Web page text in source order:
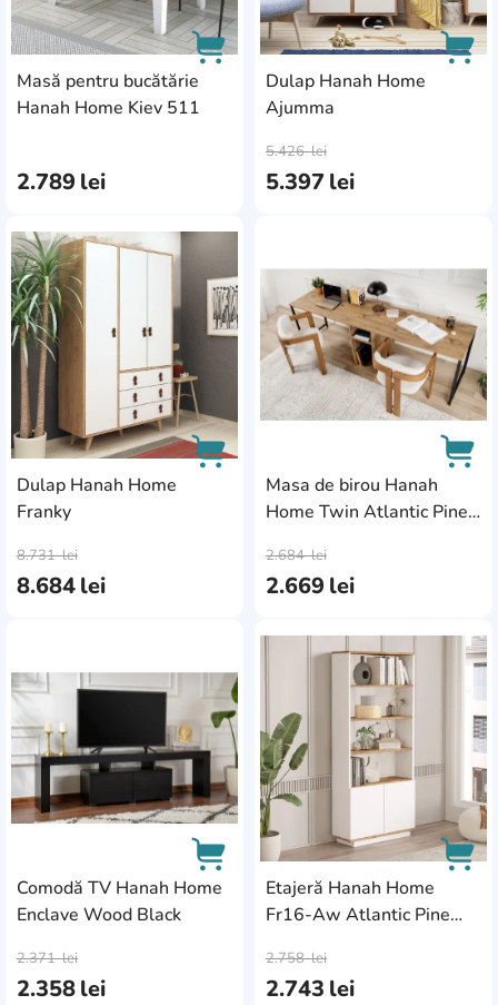
Set de mobilier pentru
living
Dulapuri cu uşi
glisante
Comode
Paturi
grădină
Masă pentru bucătărie
Hanah Home Kiev 511
2.789 lei
Dulap Hanah Home
Ajumma
5.397lei
5.426lei
Dulap Hanah Home
Franky
8.684lei
8.731lei
Masa de birou Hanah
Home Twin Atlantic Pine
2.669 lei
2.684lei
Comodă TV Hanah Home
Enclave Wood Black
2.358lei
2.371lei
AddCardToFavourite
Etajeră Hanah Home
Fr16-Aw Atlantic Pine
2.743 lei
2.758lei